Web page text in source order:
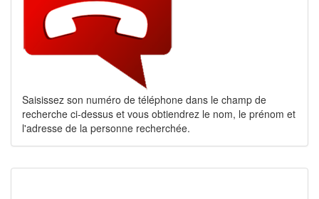
Saisissez son numéro de téléphone dans le champ de
recherche ci-dessus et vous obtiendrez le nom, le prénom et
l'adresse de la personne recherchée.